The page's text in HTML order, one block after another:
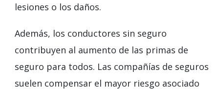
lesiones o los daños.
Además, los conductores sin seguro
contribuyen al aumento de las primas de
seguro para todos. Las compañías de seguros
suelen compensar el mayor riesgo asociado